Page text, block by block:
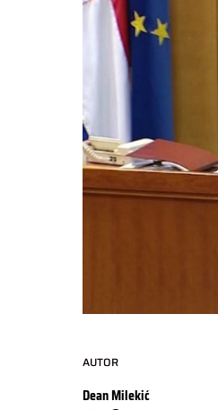
AUTOR
Dean Milekić